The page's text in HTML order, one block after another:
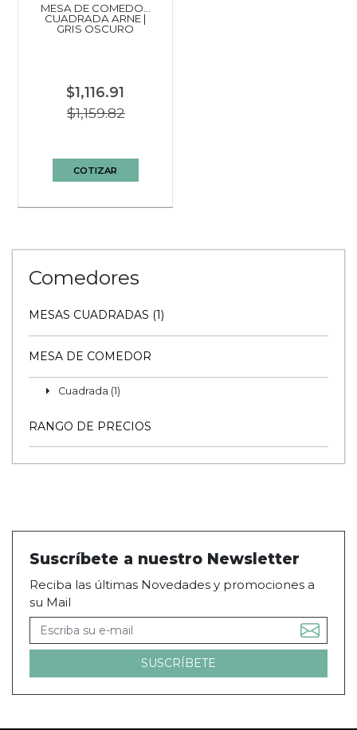
MESA DE COMEDOR
CUADRADA ARNE |
GRIS OSCURO
$1,116.91
$1,159.82
COTIZAR
Comedores
MESAS CUADRADAS (1)
MESA DE COMEDOR
Cuadrada (1)
RANGO DE PRECIOS
Suscríbete a nuestro Newsletter
Reciba las últimas Novedades y promociones a
su Mail